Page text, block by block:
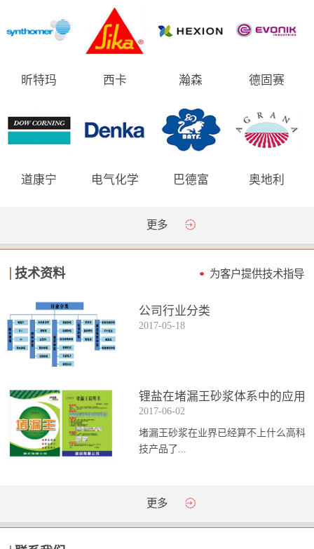
昕特玛 西卡 瀚森 德固赛
道康宁 电气化学 巴德富 奥地利
更多
技术资料 为客户提供技术指导
公司行业分类
2017-05-18
锂盐在堵漏王砂浆体系中的应用
2017-06-02
堵漏王砂浆在业界已经算不上什么高科
技产品了...
。简单来说它就是一种能够迅速凝固的
通砂浆的强...
更多